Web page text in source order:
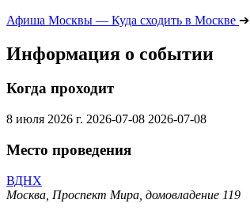
Афиша Москвы — Куда сходить в Москве ➔
Информация о событии
Когда проходит
8 июля 2026 г. 2026-07-08 2026-07-08
Место проведения
ВДНХ
Москва, Проспект Мира, домовладение 119